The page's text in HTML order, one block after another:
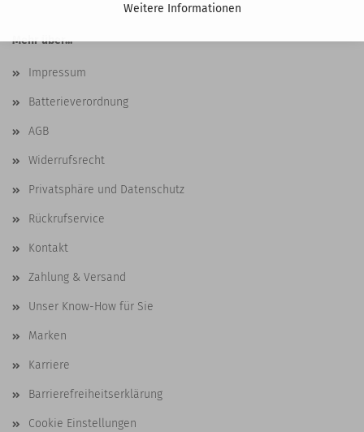
Weitere Informationen
Mehr über...
Impressum
Batterieverordnung
AGB
Widerrufsrecht
Privatsphäre und Datenschutz
Rückrufservice
Kontakt
Zahlung & Versand
Unser Know-How für Sie
Marken
Karriere
Barrierefreiheitserklärung
Cookie Einstellungen